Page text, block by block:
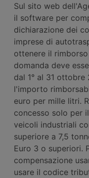
Sul sito web
il software per
dichiarazione dei
imprese di
ottenere il
domanda deve
dal 1° al 31 ottobre
l'importo
euro per mille litri.
concesso solo per
veicoli industriali
superiore a 7,5
Euro 3 o superiori.
compensazione
usare il codice